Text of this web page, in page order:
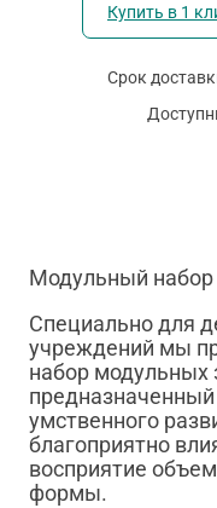
Купить в 1
Срок
Модульный
Специально для
учреждений мы
набор
умственного
благоприятно
восприятие
формы.